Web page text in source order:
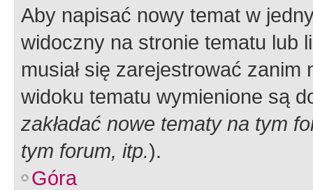
Aby napisać nowy temat w
widoczny na stronie tematu lub
musiał się zarejestrować
widoku tematu wymienione są
zakładać nowe tematy na tym
tym forum, itp.).
Góra